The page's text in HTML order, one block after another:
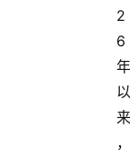
2
6
年
以
来
，